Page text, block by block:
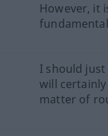
However, it
I should
will
matter of